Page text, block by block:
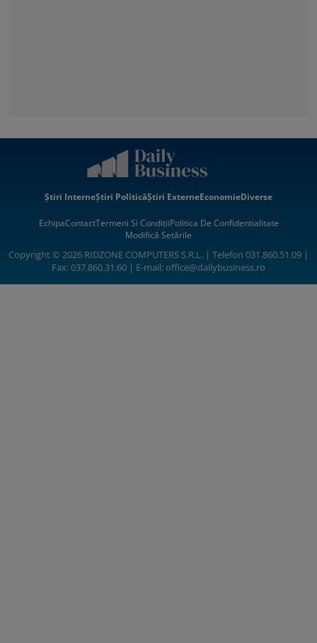
Știri InterneȘtiri PoliticăȘtiri ExterneEconomieDiverse
EchipaContactTermeni Si CondițiiPolitica De Confidentialitate
Modifică Setările
Copyright © 2026 RIDZONE COMPUTERS S.R.L. | Telefon 031.860.51.09 |
Fax: 037.860.31.60 | E-mail:office@dailybusiness.ro